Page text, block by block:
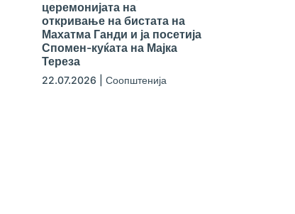
церемонијата на
откривање на бистата на
Махатма Ганди и ја посетија
Спомен-куќата на Мајка
Тереза
22.07.2026 Соопштенија